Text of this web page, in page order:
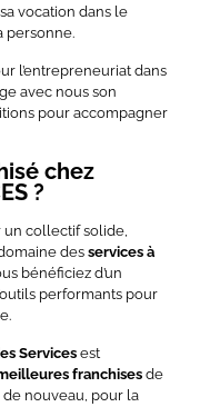
vocation dans le
personne.
l’entrepreneuriat dans
avec nous son
pour accompagner
chez
?
un collectif solide,
des services à
bénéficiez d’un
performants pour
Servicesest
franchises de
nouveau, pour la